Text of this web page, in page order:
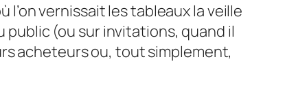
l’on vernissait les tableaux la veille
public (ou sur invitations, quand il
acheteurs ou, tout simplement,